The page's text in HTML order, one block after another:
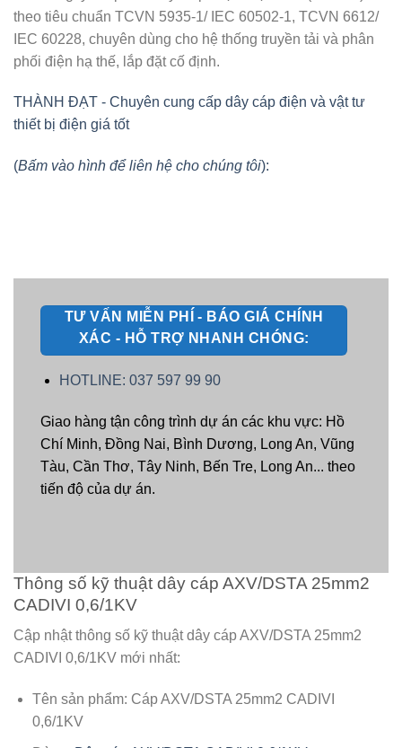
theo tiêu chuẩn TCVN 5935-1/ IEC 60502-1, TCVN 6612/
IEC 60228, chuyên dùng cho hệ thống truyền tải và phân
phối điện hạ thế, lắp đặt cố định.
THÀNH ĐẠT - Chuyên cung cấp dây cáp điện và vật tư
thiết bị điện giá tốt
(Bấm vào hình để liên hệ cho chúng tôi):
TƯ VẤN MIỄN PHÍ - BÁO GIÁ CHÍNH
XÁC - HỖ TRỢ NHANH CHÓNG:
HOTLINE: 037 597 99 90
Giao hàng tận công trình dự án các khu vực: Hồ
Chí Minh, Đồng Nai, Bình Dương, Long An, Vũng
Tàu, Cần Thơ, Tây Ninh, Bến Tre, Long An... theo
tiến độ của dự án.
Thông số kỹ thuật dây cáp AXV/DSTA 25mm2
CADIVI 0,6/1KV
Cập nhật thông số kỹ thuật dây cáp AXV/DSTA 25mm2
CADIVI 0,6/1KV mới nhất:
Tên sản phẩm: Cáp AXV/DSTA 25mm2 CADIVI
0,6/1KV